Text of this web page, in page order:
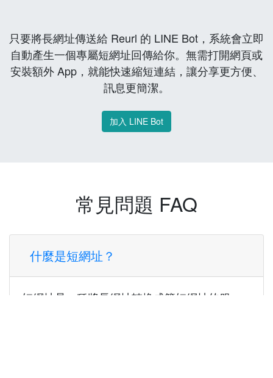
只要將長網址傳送給 Reurl 的 LINE Bot，系統會立即
自動產生一個專屬短網址回傳給你。無需打開網頁或
安裝額外 App，就能快速縮短連結，讓分享更方便、
訊息更簡潔。
加入 LINE Bot
常見問題 FAQ
什麼是短網址？
短網址是一種將長網址轉換成簡短網址的服